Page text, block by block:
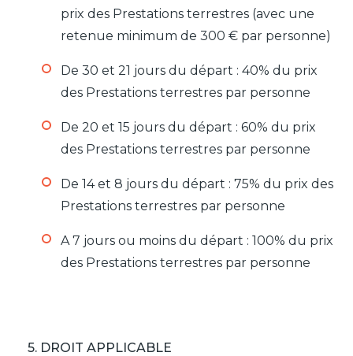
prix des Prestations terrestres (avec une
retenue minimum de 300 € par personne)
De 30 et 21 jours du départ : 40% du prix
des Prestations terrestres par personne
De 20 et 15 jours du départ : 60% du prix
des Prestations terrestres par personne
De 14 et 8 jours du départ : 75% du prix des
Prestations terrestres par personne
A 7 jours ou moins du départ : 100% du prix
des Prestations terrestres par personne
5. DROIT APPLICABLE